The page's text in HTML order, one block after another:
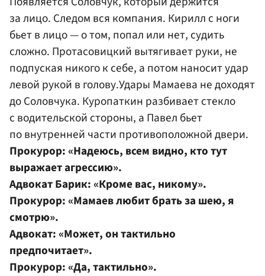
за лицо. Следом вся компания. Кирилл с ноги
бьет в лицо — о том, попал или нет, судить
сложно. Протасовицкий вытягивает руки, не
подпуская никого к себе, а потом наносит удар
левой рукой в голову.Удары Мамаева не доходят
до Соловчука. Куропаткин разбивает стекло
с водительской стороны, а Павел бьет
по внутренней части противоположной двери.
Прокурор: «Надеюсь, всем видно, кто тут
выражает агрессию».
Адвокат Барик: «Кроме вас, никому».
Прокурор: «Мамаев любит брать за шею, я
смотрю».
Адвокат: «Может, он тактильно
предпочитает».
Прокурор: «Да, тактильно».